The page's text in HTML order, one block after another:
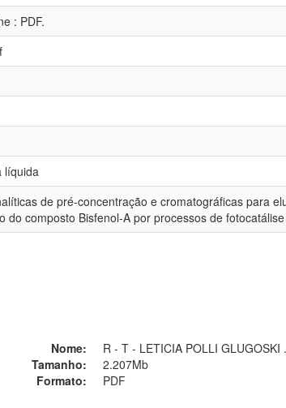
: PDF.
líquida
de pré-concentração e cromatográficas para
do composto Bisfenol-A por processos de
Nome:
R - T - LETICIA POLLI GLUGOSKI
Tamanho:
2.207Mb
Formato:
PDF